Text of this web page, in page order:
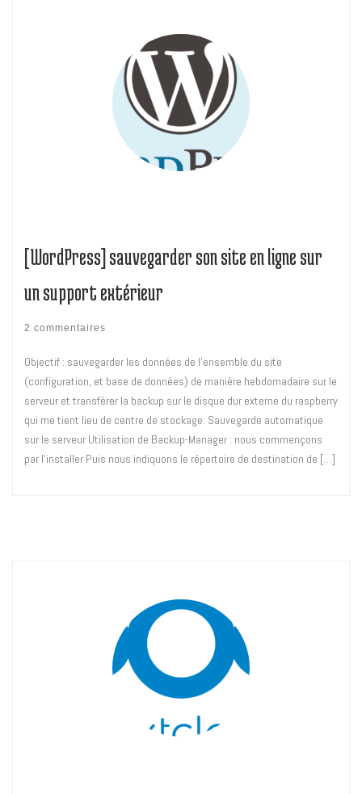
[WordPress] sauvegarder son site en ligne sur
un support extérieur
2 commentaires
Objectif : sauvegarder les données de l’ensemble du site
(configuration, et base de données) de manière hebdomadaire sur le
serveur et transférer la backup sur le disque dur externe du raspberry
qui me tient lieu de centre de stockage. Sauvegarde automatique
sur le serveur Utilisation de Backup-Manager : nous commençons
par l’installer Puis nous indiquons le répertoire de destination de […]